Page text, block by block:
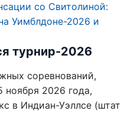
со Свитолиной:
Уимблдоне-2026 и
турнир-2026
соревнований,
ноября 2026 года,
в Индиан-Уэллсе (штат